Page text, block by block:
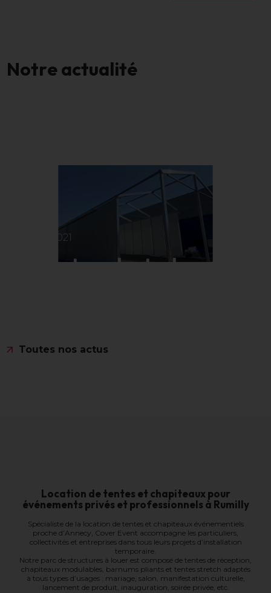
Notreactualité
16.03.2021
Structure de stockage
Toutes nos actus
Location de tentes et chapiteaux pour
événements privés et professionnels à Rumilly
Spécialiste de la location de tentes et chapiteaux événementiels
proche d’Annecy, Cover Event accompagne les particuliers,
collectivités et entreprises dans tous leurs projets d’installation
temporaire.
Notre parc de structures à louer est composé de tentes de réception,
chapiteaux modulables, barnums pliants et tentes stretch adaptés
à tous types d’usages : mariage, salon, manifestation culturelle,
lancement de produit, inauguration, soirée privée, etc.